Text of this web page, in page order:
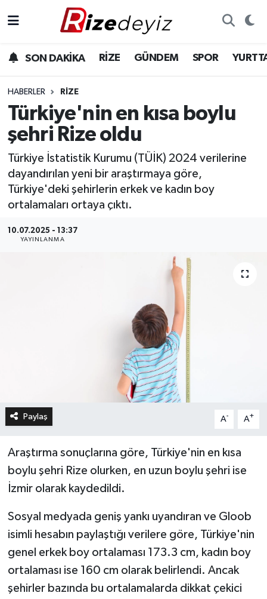
SON DAKİKA RİZE GÜNDEM SPOR
HABERLER RIZE
Türkiye'nin en kısa boylu
şehri Rize oldu
Türkiye İstatistik Kurumu (TÜİK) 2024 verilerine
dayandırılan yeni bir araştırmaya göre,
Türkiye'deki şehirlerin erkek ve kadın boy
ortalamaları ortaya çıktı.
10.07.2025 - 13:37
YAYINLANMA
Paylaş A- A+
Araştırma sonuçlarına göre, Türkiye'nin en kısa
boylu şehri Rize olurken, en uzun boylu şehri ise
İzmir olarak kaydedildi.
Sosyal medyada geniş yankı uyandıran ve Gloob
isimli hesabın paylaştığı verilere göre, Türkiye'nin
genel erkek boy ortalaması 173.3 cm, kadın boy
ortalaması ise 160 cm olarak belirlendi. Ancak
şehirler bazında bu ortalamalarda dikkat çekici
Gündem
Yurttan Haberler
Ekonomi
Teknoloji
Sağlık
Rize Hava Durumu
Rize Trafik Yoğunluk Haritası
Süper Lig Puan Durumu ve Fikstür
Tüm Manşetler
Son Dakika Haberleri
Haber Arşivi